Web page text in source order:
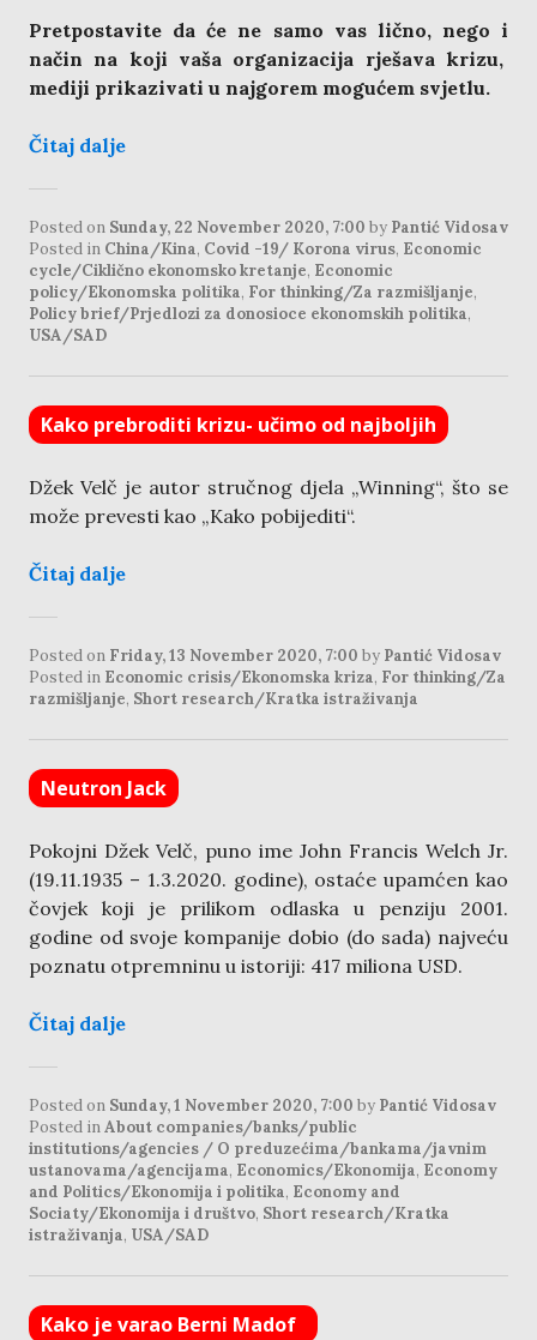
Pretpostavite da će ne samo vas lično, nego i
način na koji vaša organizacija rješava krizu,
mediji prikazivati u najgorem mogućem svjetlu.
Čitaj dalje
Posted on Sunday, 22 November 2020, 7:00 by Pantić Vidosav
Posted in China/Kina, Covid -19/ Korona virus, Economic
cycle/Ciklično ekonomsko kretanje, Economic
policy/Ekonomska politika, For thinking/Za razmišljanje,
Policy brief/Prjedlozi za donosioce ekonomskih politika,
USA/SAD
Kako prebroditi krizu- učimo od najboljih
Džek Velč je autor stručnog djela „Winning“, što se
može prevesti kao „Kako pobijediti“.
Čitaj dalje
Posted on Friday, 13 November 2020, 7:00 by Pantić Vidosav
Posted in Economic crisis/Ekonomska kriza, For thinking/Za
razmišljanje, Short research/Kratka istraživanja
Neutron Jack
Pokojni Džek Velč, puno ime John Francis Welch Jr.
(19.11.1935 – 1.3.2020. godine), ostaće upamćen kao
čovjek koji je prilikom odlaska u penziju 2001.
godine od svoje kompanije dobio (do sada) najveću
poznatu otpremninu u istoriji: 417 miliona USD.
Čitaj dalje
Posted on Sunday, 1 November 2020, 7:00 by Pantić Vidosav
Posted inAbout companies/banks/public
institutions/agencies / O preduzećima/bankama/javnim
ustanovama/agencijama, Economics/Ekonomija, Economy
and Politics/Ekonomija i politika, Economy and
Sociaty/Ekonomija i društvo, Short research/Kratka
istraživanja, USA/SAD
Kako je varao Berni Madof